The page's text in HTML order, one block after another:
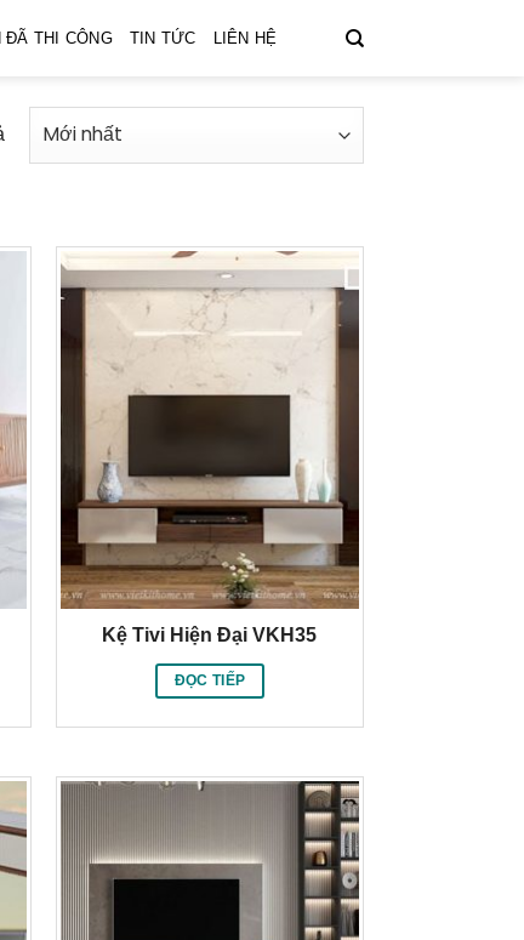
ĐÃ THI CÔNG TIN TỨC LIÊN HỆ
Kệ Tivi Hiện Đại VKH35
ĐỌC TIẾP